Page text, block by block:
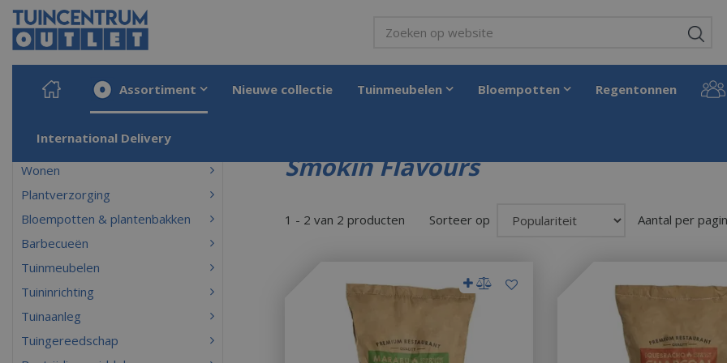
Ga
naar
content
Home Producten
Assortiment Nieuwe collectie Tuinmeubelen Bloempotten Regentonnen
International Delivery
Smokin Flavours
1 - 2 van 2 producten Aantal per
Sorteer op
Wonen
Plantverzorging
Bloempotten & plantenbakken
Barbecueën
Tuinmeubelen
Tuininrichting
Tuinaanleg
Tuingereedschap